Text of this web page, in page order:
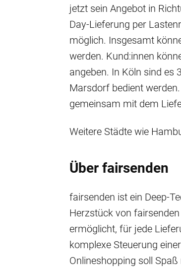
jetzt sein Angebot in
Day-Lieferung per
möglich. Insgesamt
werden. Kund:innen
angeben. In Köln sind es
Marsdorf bedient
gemeinsam mit dem
Weitere Städte wie
Über fairsenden
fairsenden ist ein Deep-
Herzstück von
ermöglicht, für jede
komplexe Steuerung
Onlineshopping soll